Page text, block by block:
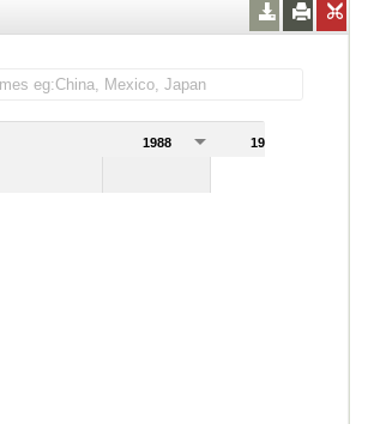
1988 1989